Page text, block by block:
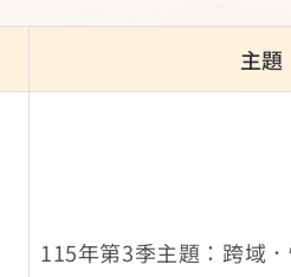
主題
115年第3季主題：跨域